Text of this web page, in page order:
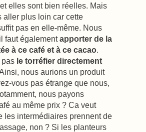
elles sont bien réelles. Mais
aller plus loin car cette
pas en elle-même. Nous
faut égalementapporter de la
à ce café et à ce cacao.
pas le torréfier directement
nous aurions un produit
vous pas étrange que nous,
nous payons
au même prix ? Ca veut
les intermédiaires prennent de
non ? Si les planteurs